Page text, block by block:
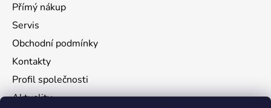
Přímý nákup
Servis
Obchodní podmínky
Kontakty
Profil společnosti
Aktuality